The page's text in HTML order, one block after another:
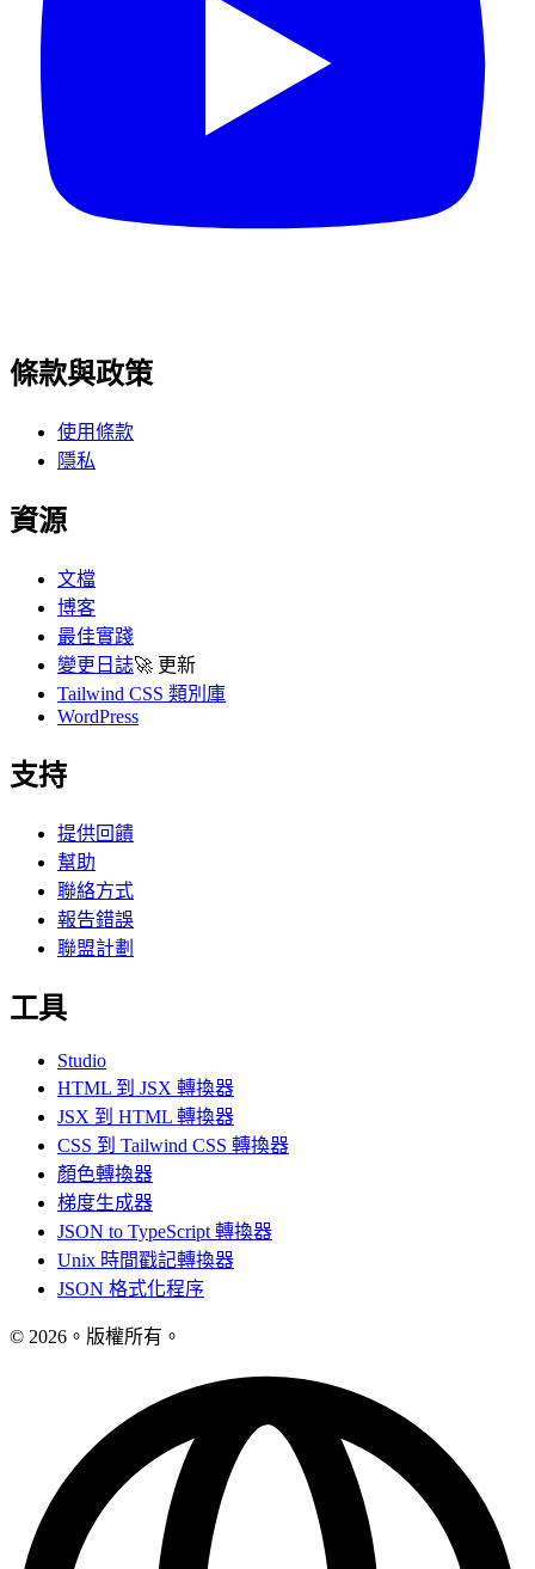
條款與政策
使用條款
隱私
資源
文檔
博客
最佳實踐
變更日誌🚀 更新
Tailwind CSS 類別庫
WordPress
支持
提供回饋
幫助
聯絡方式
報告錯誤
聯盟計劃
工具
Studio
HTML 到 JSX 轉換器
JSX 到 HTML 轉換器
CSS 到 Tailwind CSS 轉換器
顏色轉換器
梯度生成器
JSON to TypeScript 轉換器
Unix 時間戳記轉換器
JSON 格式化程序
© 2026。版權所有。